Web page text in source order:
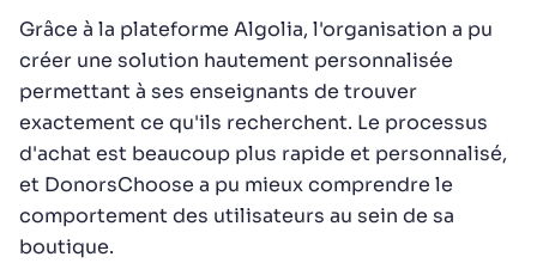
Grâce à la plateforme Algolia, l'organisation a pu
créer une solution hautement personnalisée
permettant à ses enseignants de trouver
exactement ce qu'ils recherchent. Le processus
d'achat est beaucoup plus rapide et personnalisé,
et DonorsChoose a pu mieux comprendre le
comportement des utilisateurs au sein de sa
boutique.